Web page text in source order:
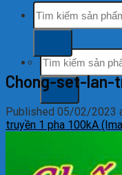
Hỗ trợ khách hàng
Tìm
kiếm:
Tìm
kiếm:
Chong-set-lan-
Published 05/02/2023
truyền 1 pha 100kA